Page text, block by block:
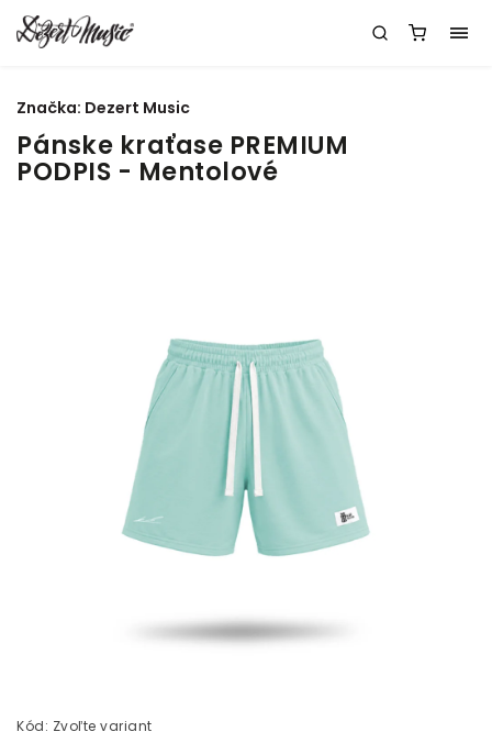
Pánske kraťase PREMIUM
PODPIS - Mentolové
Kód: Zvoľte variant
Značka: Dezert Music